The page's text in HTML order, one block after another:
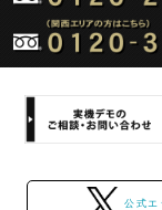
公式エ